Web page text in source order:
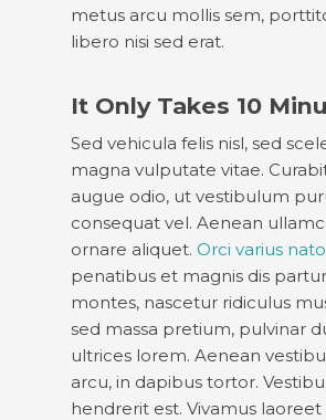
metus arcu mollis sem,
libero nisi sed erat.
It Only Takes 10
Sed vehicula felis nisl, sed
magna vulputate vitae.
augue odio, ut vestibulum
consequat vel. Aenean
ornare aliquet. Orci varius
penatibus et magnis dis
montes, nascetur ridiculus
sed massa pretium, pulvinar
ultrices lorem. Aenean
arcu, in dapibus tortor.
hendrerit est. Vivamus laoreet